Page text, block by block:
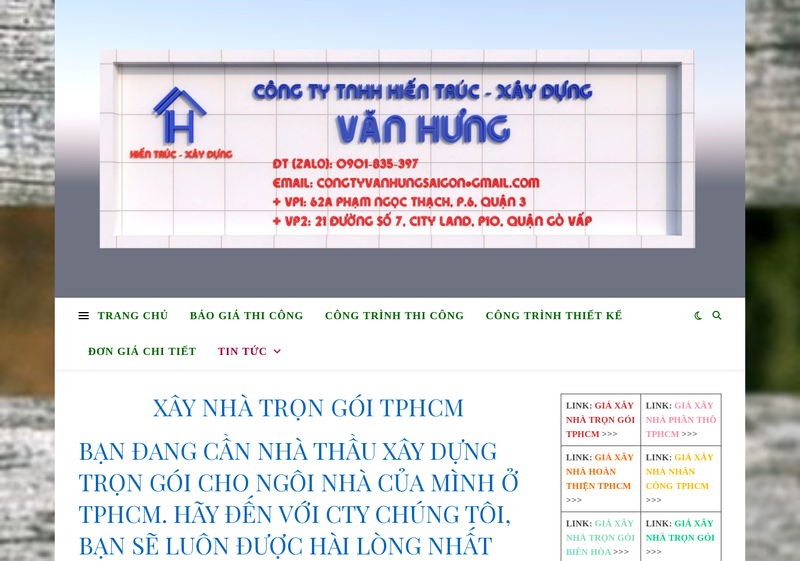
TRANG CHỦ BÁO GIÁ THI CÔNG CÔNG TRÌNH THI CÔNG CÔNG TRÌNH THIẾT KẾ
ĐƠN GIÁ CHI TIẾT TIN TỨC
XÂY NHÀ TRỌN GÓI TPHCM
BẠN ĐANG CẦN NHÀ THẦU XÂY DỰNG
TRỌN GÓI CHO NGÔI NHÀ CỦA MÌNH Ở
TPHCM. HÃY ĐẾN VỚI CTY CHÚNG TÔI,
BẠN SẼ LUÔN ĐƯỢC HÀI LÒNG NHẤT
LINK: GIÁ XÂY
NHÀ TRỌN GÓI
TPHCM>>>
LINK: GIÁ XÂY
NHÀ PHẦN THÔ
TPHCM>>>
LINK: GIÁ XÂY
NHÀ HOÀN
THIỆN TPHCM
>>>
LINK: GIÁ XÂY
NHÀ NHÂN
CÔNG TPHCM
>>>
LINK: GIÁ XÂY
NHÀ TRỌN GÓI
BIÊN HÒA>>>
LINK: GIÁ XÂY
NHÀ TRỌN GÓI
>>>